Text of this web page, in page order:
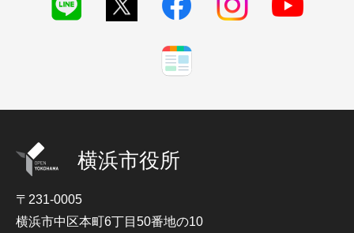
横浜市役所
〒231-0005
横浜市中区本町6丁目50番地の10